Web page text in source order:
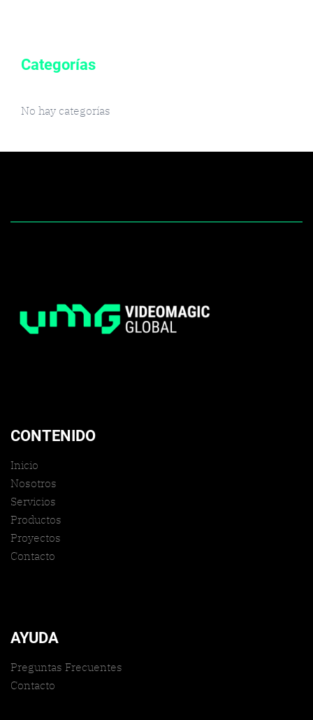
Categorías
No hay categorías
CONTENIDO
Inicio
Nosotros
Servicios
Productos
Proyectos
Contacto
AYUDA
Preguntas Frecuentes
Contacto